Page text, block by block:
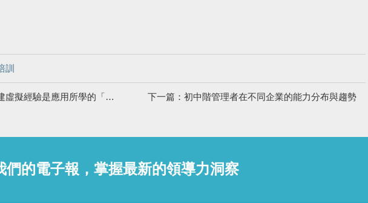
訓
上一篇：應用加速度，構建虛擬經驗是應用所學的「快速通道」 下一篇：初中階管理者在不同企業的能力分布與趨勢
們的電子報，掌握最新的領導力洞察